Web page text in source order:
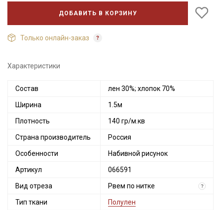
ДОБАВИТЬ В КОРЗИНУ
Только онлайн-заказ
Характеристики
Состав лен 30%; хлопок 70%
Ширина 1.5м
Плотность 140 гр/м.кв
Страна производитель Россия
Особенности Набивной рисунок
Артикул 066591
Вид отреза Рвем по нитке ?
Тип ткани Полулен